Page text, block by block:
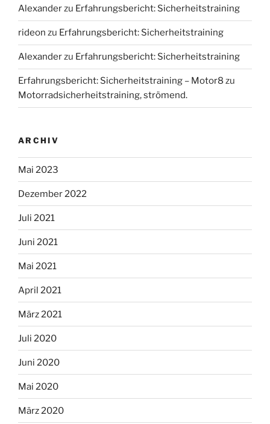
Alexanderzu Erfahrungsbericht: Sicherheitstraining
rideon zu Erfahrungsbericht: Sicherheitstraining
Alexanderzu Erfahrungsbericht: Sicherheitstraining
Erfahrungsbericht: Sicherheitstraining – Motor8 zu
Motorradsicherheitstraining, strömend.
ARCHIV
Mai 2023
Dezember 2022
Juli 2021
Juni 2021
Mai 2021
April 2021
März 2021
Juli 2020
Juni 2020
Mai 2020
März 2020